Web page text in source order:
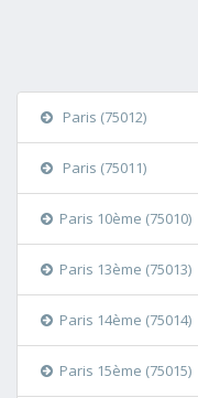
Paris (75012)
Paris (75011)
Paris 10ème (75010)
Paris 13ème (75013)
Paris 14ème (75014)
Paris 15ème (75015)